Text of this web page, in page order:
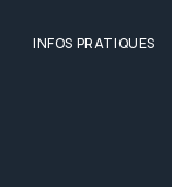
INFOS PRATIQUES